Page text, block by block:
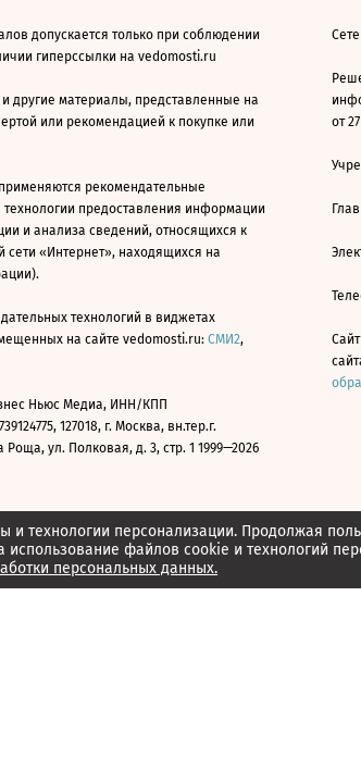
технологии персонализации. Продолжая
использование файлов cookie и технологий
персональных данных.
допускается только при соблюдении
гиперссылки на vedomosti.ru
другие материалы, представленные на
или рекомендацией к покупке или
рекомендательные
предоставления информации
и анализа сведений, относящихся к
сети «Интернет», находящихся на
технологий в виджетах
на сайте vedomosti.ru: СМИ2,
Ньюс Медиа, ИНН/КПП
127018, г. Москва, вн.тер.г.
ул. Полковая, д. 3, стр. 1 1999—2026
от